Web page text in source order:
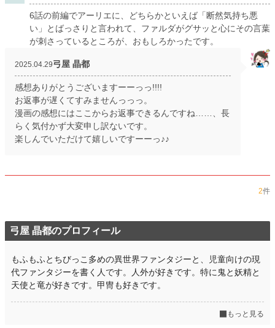
6話の前編でアーリエに、どちらかといえば「断然気持ち悪
い」とばっさりと言われて、ファルダがグサッと心にその言葉
が刺さっているところが、おもしろかったです。
2025.04.29弓屋 晶都
感想ありがとうございますーーっっ!!!!
お返事が遅くてすみませんっっっ。
漫画の感想にはここからお返事できるんですね……、長
らく気付かず大変申し訳ないです。
楽しんでいただけて嬉しいですーーっ♪♪
2件
弓屋 晶都のプロフィール
もふもふとちびっこ多めの異世界ファンタジーと、児童向けの現
代ファンタジーを書く人です。人外が好きです。特に鬼と妖精と
天使と竜が好きです。甲冑も好きです。
もっと見る